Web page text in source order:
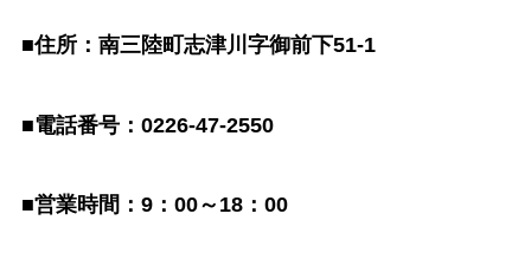
■住所：南三陸町志津川字御前下51-1
■電話番号：0226-47-2550
■営業時間：9：00～18：00